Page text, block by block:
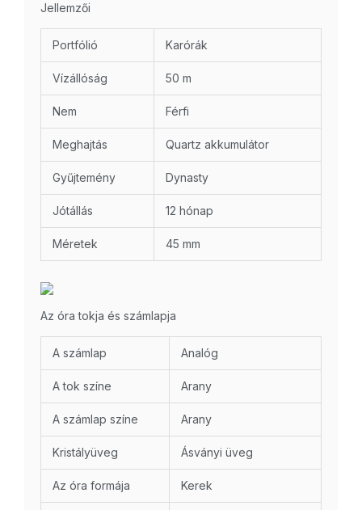
Jellemzői
Portfólió Karórák
Vízállóság 50 m
Nem Férfi
Meghajtás Quartz akkumulátor
Gyűjtemény Dynasty
Jótállás 12 hónap
Méretek 45 mm
Az óra tokja és számlapja
A számlap Analóg
A tok színe Arany
A számlap színe Arany
Kristályüveg Ásványi üveg
Az óra formája Kerek